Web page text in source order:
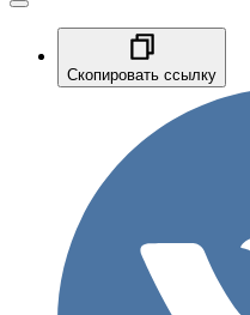
Скопировать ссылку